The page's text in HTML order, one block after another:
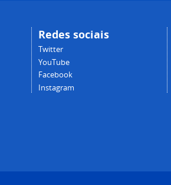
Redes sociais
Twitter
YouTube
Facebook
Instagram